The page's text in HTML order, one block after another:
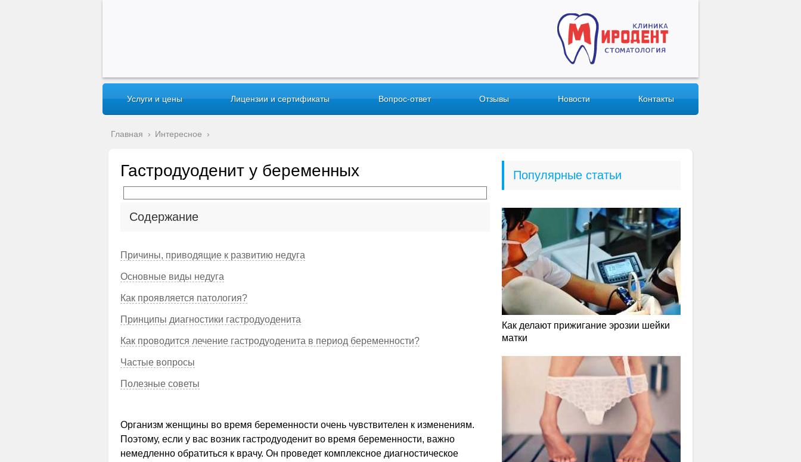
Услуги и цены Лицензии и сертификаты Вопрос-ответ Отзывы Новости Контакты
Главная › Интересное ›
Гастродуоденит у беременных
Содержание
Причины, приводящие к развитию недуга
Основные виды недуга
Как проявляется патология?
Принципы диагностики гастродуоденита
Как проводится лечение гастродуоденита в период беременности?
Частые вопросы
Полезные советы
Организм женщины во время беременности очень чувствителен к изменениям.
Поэтому, если у вас возник гастродуоденит во время беременности, важно
немедленно обратиться к врачу. Он проведет комплексное диагностическое
Популярные статьи
Как делают прижигание эрозии шейки
матки